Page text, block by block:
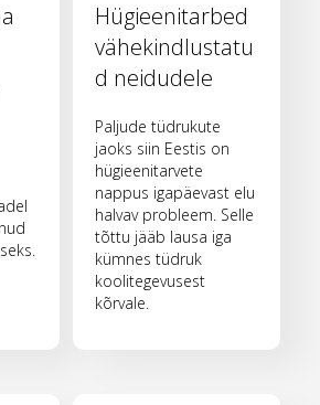
Hügieenitarbed
vähekindlustatu
d neidudele
Paljude tüdrukute
jaoks siin Eestis on
hügieenitarvete
nappus igapäevast elu
halvav probleem. Selle
tõttu jääb lausa iga
kümnes tüdruk
koolitegevusest
kõrvale.